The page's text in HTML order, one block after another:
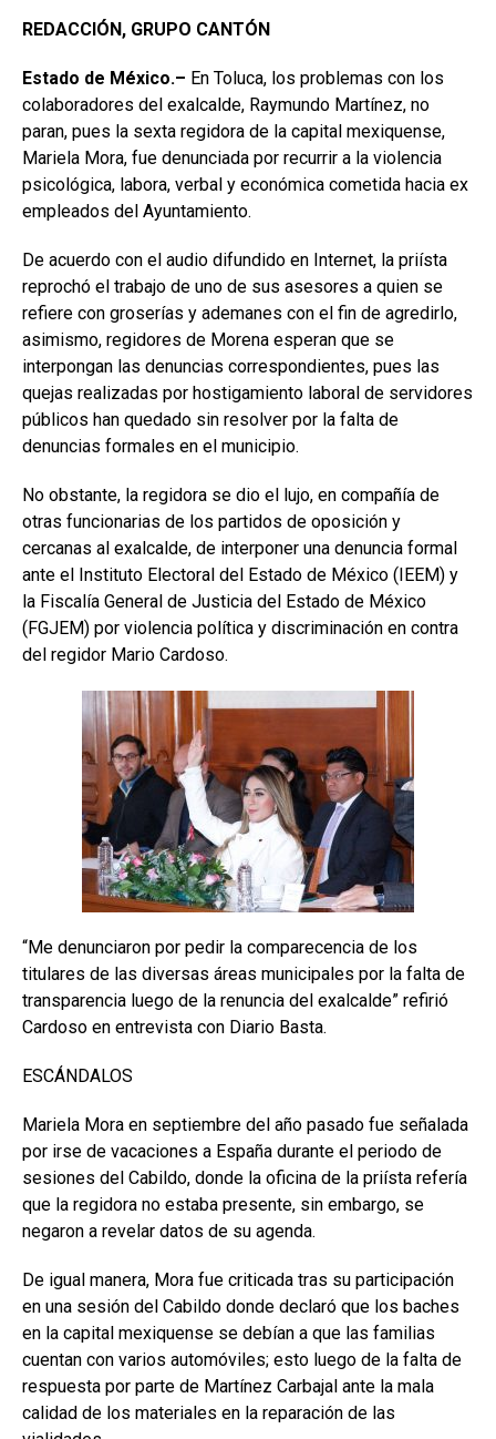
REDACCIÓN, GRUPO CANTÓN
Estado de México.– En Toluca, los problemas con los
colaboradores del exalcalde, Raymundo Martínez, no
paran, pues la sexta regidora de la capital mexiquense,
Mariela Mora, fue denunciada por recurrir a la violencia
psicológica, labora, verbal y económica cometida hacia ex
empleados del Ayuntamiento.
De acuerdo con el audio difundido en Internet, la priísta
reprochó el trabajo de uno de sus asesores a quien se
refiere con groserías y ademanes con el fin de agredirlo,
asimismo, regidores de Morena esperan que se
interpongan las denuncias correspondientes, pues las
quejas realizadas por hostigamiento laboral de servidores
públicos han quedado sin resolver por la falta de
denuncias formales en el municipio.
No obstante, la regidora se dio el lujo, en compañía de
otras funcionarias de los partidos de oposición y
cercanas al exalcalde, de interponer una denuncia formal
ante el Instituto Electoral del Estado de México (IEEM) y
la Fiscalía General de Justicia del Estado de México
(FGJEM) por violencia política y discriminación en contra
del regidor Mario Cardoso.
“Me denunciaron por pedir la comparecencia de los
titulares de las diversas áreas municipales por la falta de
transparencia luego de la renuncia del exalcalde” refirió
Cardoso en entrevista con Diario Basta.
ESCÁNDALOS
Mariela Mora en septiembre del año pasado fue señalada
por irse de vacaciones a España durante el periodo de
sesiones del Cabildo, donde la oficina de la priísta refería
que la regidora no estaba presente, sin embargo, se
negaron a revelar datos de su agenda.
De igual manera, Mora fue criticada tras su participación
en una sesión del Cabildo donde declaró que los baches
en la capital mexiquense se debían a que las familias
cuentan con varios automóviles; esto luego de la falta de
respuesta por parte de Martínez Carbajal ante la mala
calidad de los materiales en la reparación de las